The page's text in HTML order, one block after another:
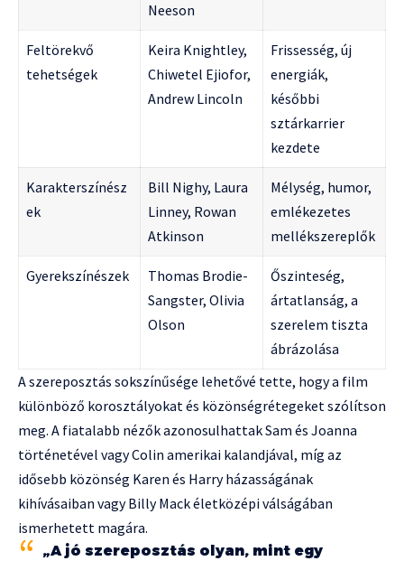
Neeson
Feltörekvő
tehetségek
Keira Knightley,
Chiwetel Ejiofor,
Andrew Lincoln
Frissesség, új
energiák,
későbbi
sztárkarrier
kezdete
Karakterszínész
ek
Bill Nighy, Laura
Linney, Rowan
Atkinson
Mélység, humor,
emlékezetes
mellékszereplők
Gyerekszínészek
Thomas Brodie-
Sangster, Olivia
Olson
Őszinteség,
ártatlanság, a
szerelem tiszta
ábrázolása
A szereposztás sokszínűsége lehetővé tette, hogy a film
különböző korosztályokat és közönségrétegeket szólítson
meg. A fiatalabb nézők azonosulhattak Sam és Joanna
történetével vagy Colin amerikai kalandjával, míg az
idősebb közönség Karen és Harry házasságának
kihívásaiban vagy Billy Mack életközépi válságában
ismerhetett magára.
„A jó szereposztás olyan, mint egy